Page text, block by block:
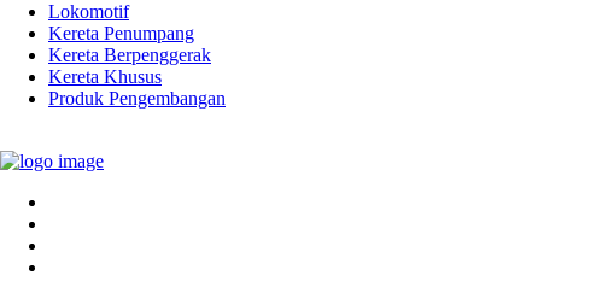
Lokomotif
Kereta Penumpang
Kereta Berpenggerak
Kereta Khusus
Produk Pengembangan